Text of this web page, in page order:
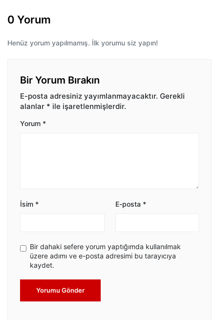
0 Yorum
Henüz yorum yapılmamış. İlk yorumu siz yapın!
Bir Yorum Bırakın
E-posta adresiniz yayımlanmayacaktır. Gerekli
alanlar * ile işaretlenmişlerdir.
Yorum *
İsim * E-posta *
Bir dahaki sefere yorum yaptığımda kullanılmak
üzere adımı ve e-posta adresimi bu tarayıcıya
kaydet.
Yorumu Gönder